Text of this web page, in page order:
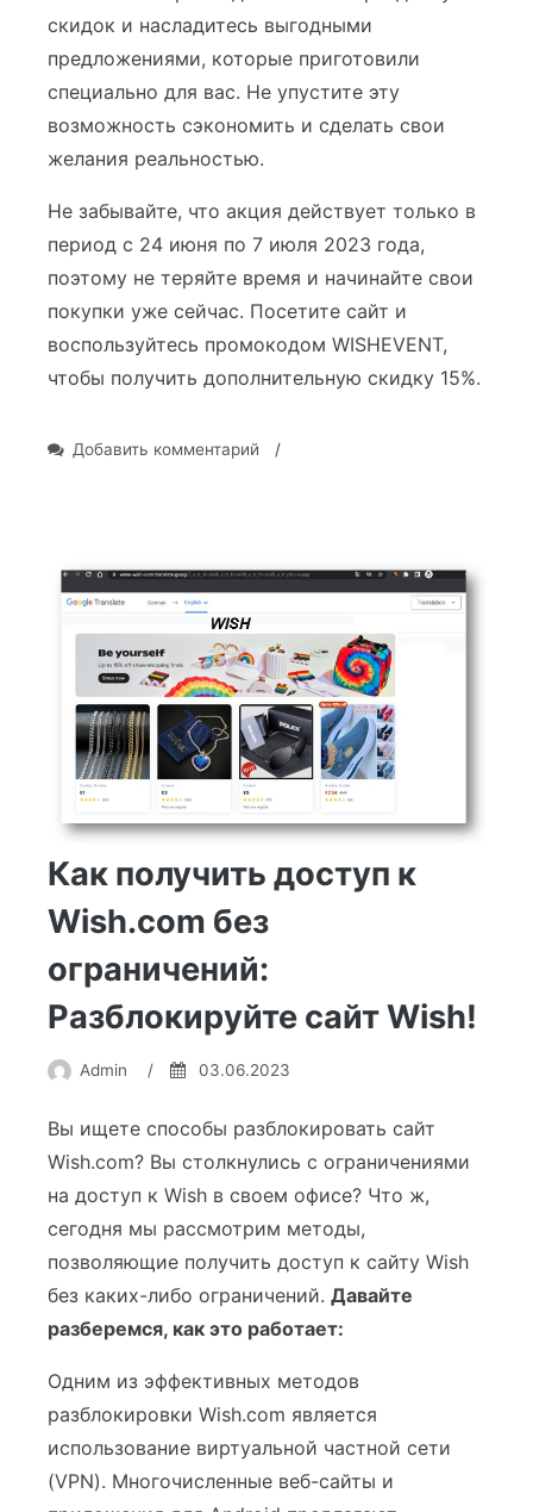
скидок и насладитесь выгодными
предложениями, которые приготовили
специально для вас. Не упустите эту
возможность сэкономить и сделать свои
желания реальностью.
Не забывайте, что акция действует только в
период с 24 июня по 7 июля 2023 года,
поэтому не теряйте время и начинайте свои
покупки уже сейчас. Посетите сайт и
воспользуйтесь промокодом WISHEVENT,
чтобы получить дополнительную скидку 15%.
Добавить комментарийк
Покупайте
с
до
40%!
/
Как получить доступ к
Wish.com без
ограничений:
Разблокируйте сайт Wish!
Admin / 03.06.2023
Вы ищете способы разблокировать сайт
Wish.com? Вы столкнулись с ограничениями
на доступ к Wish в своем офисе? Что ж,
сегодня мы рассмотрим методы,
позволяющие получить доступ к сайту Wish
без каких-либо ограничений. Давайте
разберемся, как это работает:
Одним из эффективных методов
разблокировки Wish.com является
использование виртуальной частной сети
(VPN). Многочисленные веб-сайты и